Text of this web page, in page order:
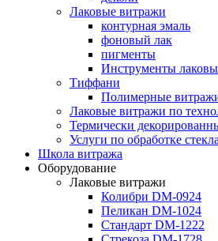
Лаковые витражи
контурная эмаль
фоновый лак
пигменты
Инструменты
Тиффани
Полимерные
Лаковые витражи по
Термически
Услуги по обработке стекла
Школа витража
Оборудование
Лаковые витражи
Колибри DM-0924
Пеликан DM-1024
Стандарт DM-1222